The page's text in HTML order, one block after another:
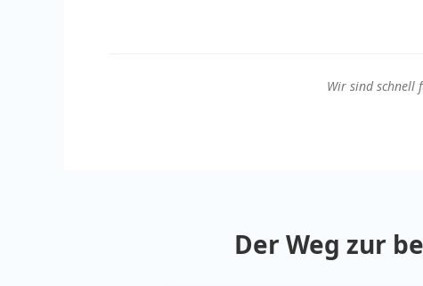
Wir sind schnell
Der Weg zur